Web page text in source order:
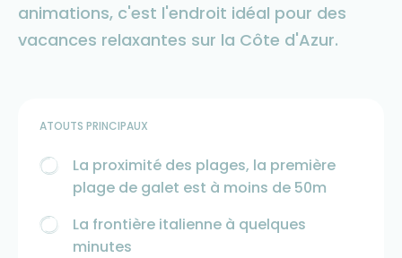
animations, c'est l'endroit idéal pour des
vacances relaxantes sur la Côte d'Azur.
ATOUTS PRINCIPAUX
La proximité des plages, la première
plage de galet est à moins de 50m
La frontière italienne à quelques
minutes